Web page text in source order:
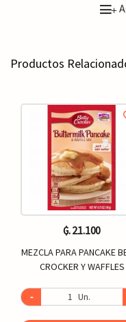
+
Productos
₲. 21.100
MEZCLA PARA PANCAKE
CROCKER Y WAFFLES
- Un.